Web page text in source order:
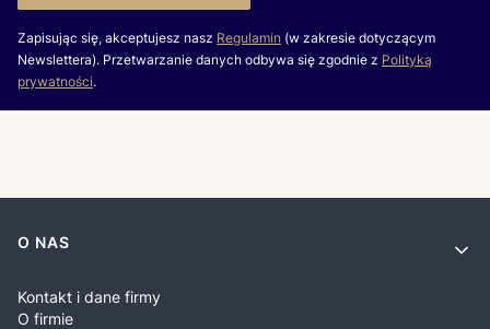
Zapisując się, akceptujesz nasz Regulamin (w zakresie dotyczącym
Newslettera). Przetwarzanie danych odbywa się zgodnie z Polityką
prywatności.
Linki w stopce
O NAS
Kontakt i dane firmy
O firmie